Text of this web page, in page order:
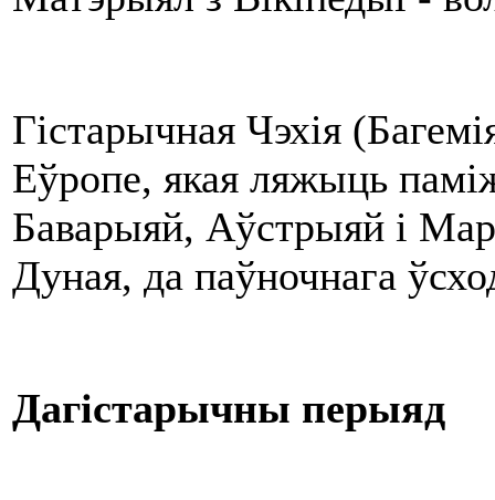
Гістарычная Чэхія
Еўропе, якая ляжыць
Баварыяй, Аўстрыяй і
Дуная, да паўночнага
Дагістарычны перыяд